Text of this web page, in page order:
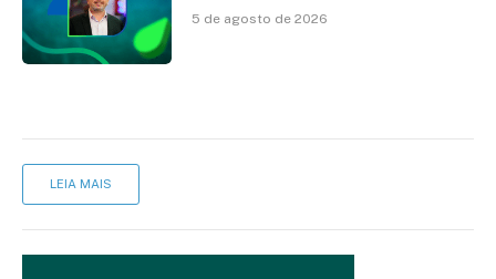
Contabilidade
5 de agosto de 2026
LEIA MAIS